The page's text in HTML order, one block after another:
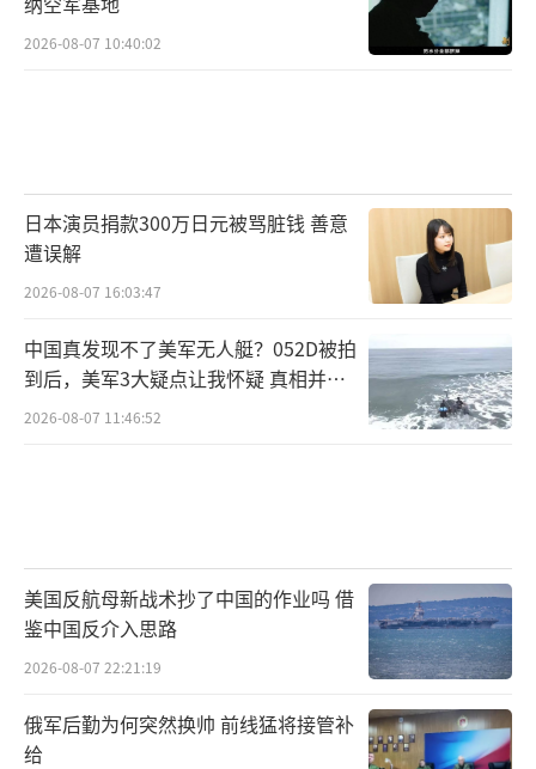
2026-08-07 10:40:02
日本演员捐款300万日元被骂脏钱 善意
遭误解
2026-08-07 16:03:47
中国真发现不了美军无人艇？052D被拍
到后，美军3大疑点让我怀疑 真相并非
如此
2026-08-07 11:46:52
美国反航母新战术抄了中国的作业吗 借
鉴中国反介入思路
2026-08-07 22:21:19
俄军后勤为何突然换帅 前线猛将接管补
给